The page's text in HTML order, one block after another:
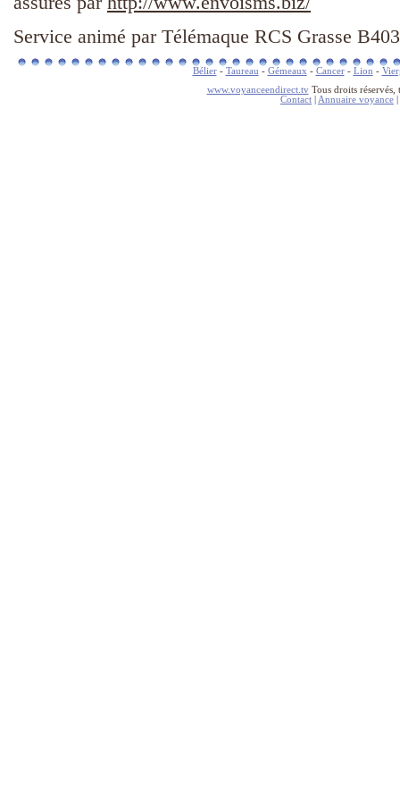
Service animé par Télémaque RCS Grasse
Bélier- Taureau - Gémeaux - Cancer- Lion -
www.voyanceendirect.tvTous droits réservés,
Contact
Annuaire voyance